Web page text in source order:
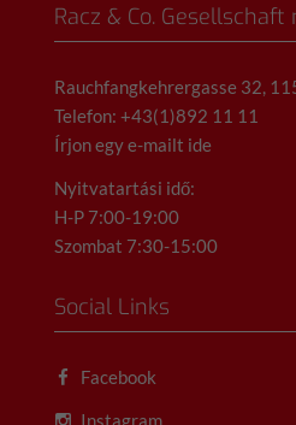
Racz & Co. Gesellschaft
Rauchfangkehrergasse 32,
Telefon: +43(1)892 11 11
Írjon egy e-mailt ide
Nyitvatartási idő:
H-P 7:00-19:00
Szombat 7:30-15:00
Social Links
Facebook
Instagram